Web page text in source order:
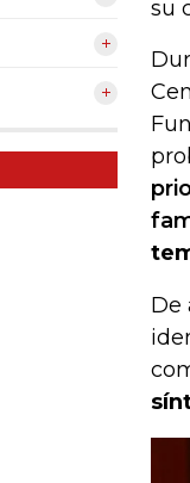
su
De